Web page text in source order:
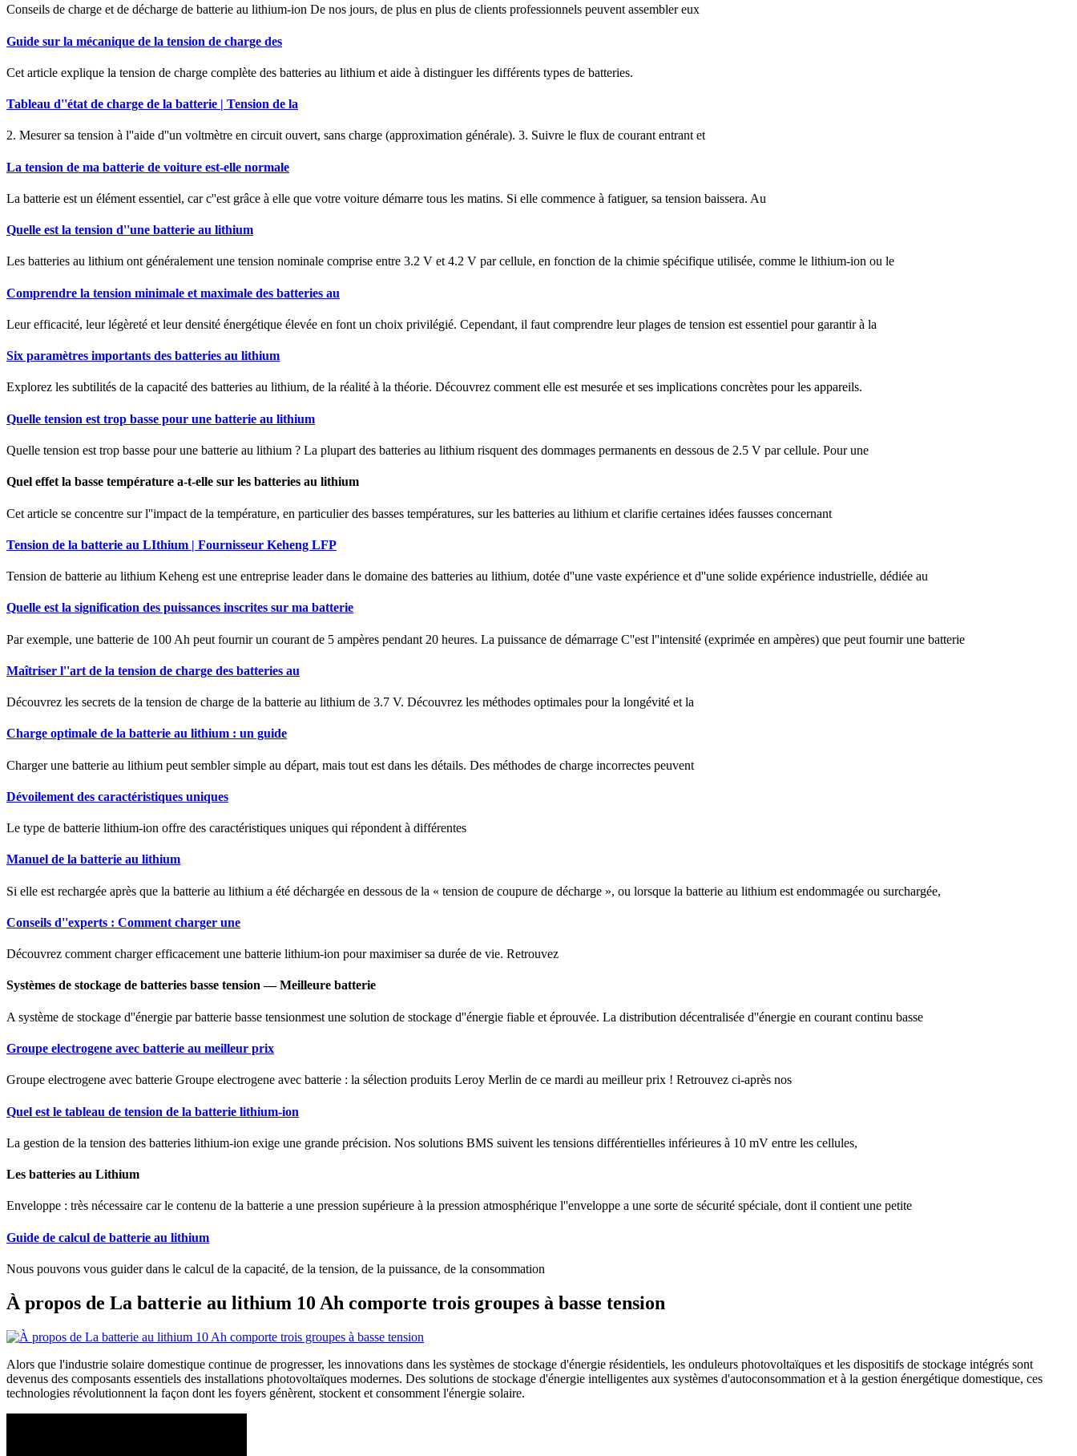
Conseils de charge et de décharge de batterie au lithium-ion De nos jours, de plus en plus de clients professionnels peuvent assembler eux
Guide sur la mécanique de la tension de charge des
Cet article explique la tension de charge complète des batteries au lithium et aide à distinguer les différents types de batteries.
Tableau d''état de charge de la batterie | Tension de la
2. Mesurer sa tension à l''aide d''un voltmètre en circuit ouvert, sans charge (approximation générale). 3. Suivre le flux de courant entrant et
La tension de ma batterie de voiture est-elle normale
La batterie est un élément essentiel, car c''est grâce à elle que votre voiture démarre tous les matins. Si elle commence à fatiguer, sa tension baissera. Au
Quelle est la tension d''une batterie au lithium
Les batteries au lithium ont généralement une tension nominale comprise entre 3.2 V et 4.2 V par cellule, en fonction de la chimie spécifique utilisée, comme le lithium-ion ou le
Comprendre la tension minimale et maximale des batteries au
Leur efficacité, leur légèreté et leur densité énergétique élevée en font un choix privilégié. Cependant, il faut comprendre leur plages de tension est essentiel pour garantir à la
Six paramètres importants des batteries au lithium
Explorez les subtilités de la capacité des batteries au lithium, de la réalité à la théorie. Découvrez comment elle est mesurée et ses implications concrètes pour les appareils.
Quelle tension est trop basse pour une batterie au lithium
Quelle tension est trop basse pour une batterie au lithium ? La plupart des batteries au lithium risquent des dommages permanents en dessous de 2.5 V par cellule. Pour une
Quel effet la basse température a-t-elle sur les batteries au lithium
Cet article se concentre sur l''impact de la température, en particulier des basses températures, sur les batteries au lithium et clarifie certaines idées fausses concernant
Tension de la batterie au LIthium | Fournisseur Keheng LFP
Tension de batterie au lithium Keheng est une entreprise leader dans le domaine des batteries au lithium, dotée d''une vaste expérience et d''une solide expérience industrielle, dédiée au
Quelle est la signification des puissances inscrites sur ma batterie
Par exemple, une batterie de 100 Ah peut fournir un courant de 5 ampères pendant 20 heures. La puissance de démarrage C''est l''intensité (exprimée en ampères) que peut fournir une batterie
Maîtriser l''art de la tension de charge des batteries au
Découvrez les secrets de la tension de charge de la batterie au lithium de 3.7 V. Découvrez les méthodes optimales pour la longévité et la
Charge optimale de la batterie au lithium : un guide
Charger une batterie au lithium peut sembler simple au départ, mais tout est dans les détails. Des méthodes de charge incorrectes peuvent
Dévoilement des caractéristiques uniques
Le type de batterie lithium-ion offre des caractéristiques uniques qui répondent à différentes
Manuel de la batterie au lithium
Si elle est rechargée après que la batterie au lithium a été déchargée en dessous de la « tension de coupure de décharge », ou lorsque la batterie au lithium est endommagée ou surchargée,
Conseils d''experts : Comment charger une
Découvrez comment charger efficacement une batterie lithium-ion pour maximiser sa durée de vie. Retrouvez
Systèmes de stockage de batteries basse tension — Meilleure batterie
A système de stockage d''énergie par batterie basse tensionmest une solution de stockage d''énergie fiable et éprouvée. La distribution décentralisée d''énergie en courant continu basse
Groupe electrogene avec batterie au meilleur prix
Groupe electrogene avec batterie Groupe electrogene avec batterie : la sélection produits Leroy Merlin de ce mardi au meilleur prix ! Retrouvez ci-après nos
Quel est le tableau de tension de la batterie lithium-ion
La gestion de la tension des batteries lithium-ion exige une grande précision. Nos solutions BMS suivent les tensions différentielles inférieures à 10 mV entre les cellules,
Les batteries au Lithium
Enveloppe : très nécessaire car le contenu de la batterie a une pression supérieure à la pression atmosphérique l''enveloppe a une sorte de sécurité spéciale, dont il contient une petite
Guide de calcul de batterie au lithium
Nous pouvons vous guider dans le calcul de la capacité, de la tension, de la puissance, de la consommation
À propos de La batterie au lithium 10 Ah comporte trois groupes à basse tension
Alors que l'industrie solaire domestique continue de progresser, les innovations dans les systèmes de stockage d'énergie résidentiels, les onduleurs photovoltaïques et les dispositifs de stockage intégrés sont
devenus des composants essentiels des installations photovoltaïques modernes. Des solutions de stockage d'énergie intelligentes aux systèmes d'autoconsommation et à la gestion énergétique domestique, ces
technologies révolutionnent la façon dont les foyers génèrent, stockent et consomment l'énergie solaire.